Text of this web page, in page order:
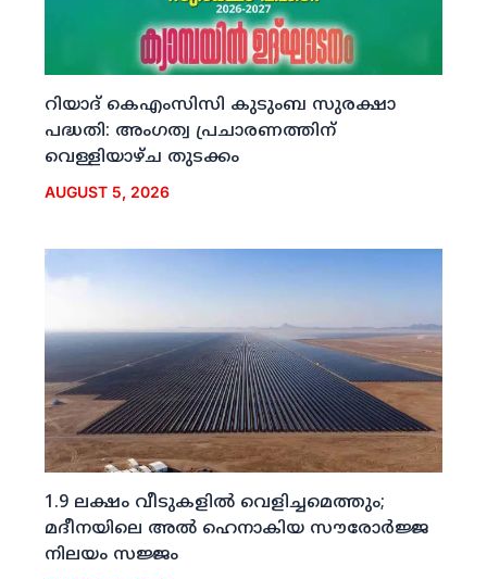
റിയാദ് കെഎംസിസി കുടുംബ സുരക്ഷാ
പദ്ധതി: അംഗത്വ പ്രചാരണത്തിന്
വെള്ളിയാഴ്ച തുടക്കം
AUGUST 5, 2026
1.9 ലക്ഷം വീടുകളില്‍ വെളിച്ചമെത്തും;
മദീനയിലെ അല്‍ ഹെനാകിയ സൗരോര്‍ജ്ജ
നിലയം സജ്ജം